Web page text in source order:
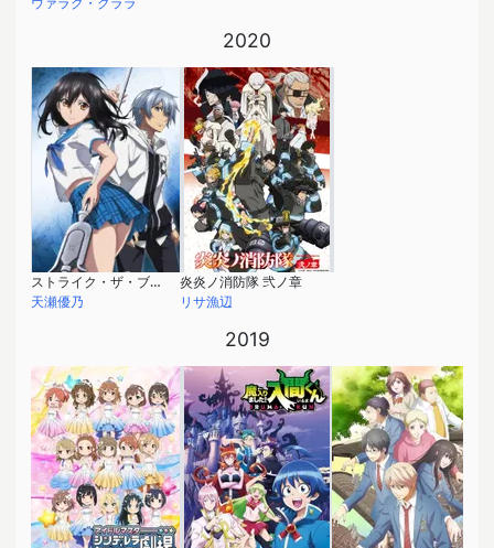
2020
ストライク・ザ・ブラッドIV
天瀬優乃
炎炎ノ消防隊 弐ノ章
リサ漁辺
2019